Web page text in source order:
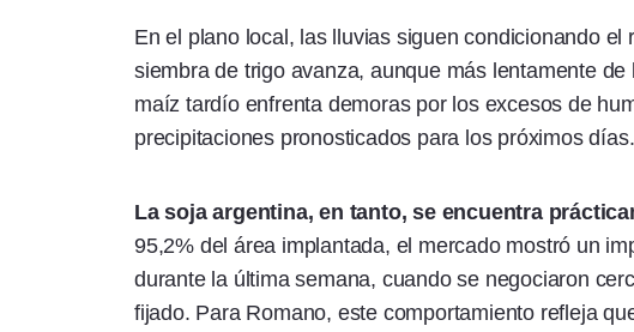
En el plano local, las lluvias siguen condicionando
siembra de trigo avanza, aunque más lentamente
maíz tardío enfrenta demoras por los excesos de
precipitaciones pronosticados para los próximos días.
La soja argentina, en tanto, se encuentra
95,2% del área implantada, el mercado mostró un
durante la última semana, cuando se negociaron
fijado. Para Romano, este comportamiento refleja